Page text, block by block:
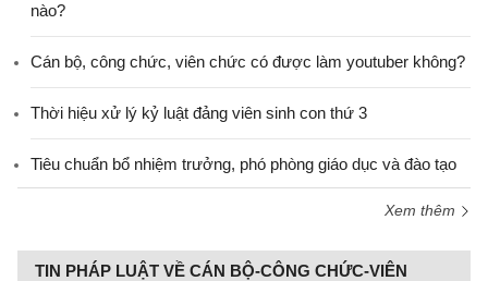
nào?
Cán bộ, công chức, viên chức có được làm youtuber không?
Thời hiệu xử lý kỷ luật đảng viên sinh con thứ 3
Tiêu chuẩn bổ nhiệm trưởng, phó phòng giáo dục và đào tạo
Xem thêm
TIN PHÁP LUẬT VỀ CÁN BỘ-CÔNG CHỨC-VIÊN